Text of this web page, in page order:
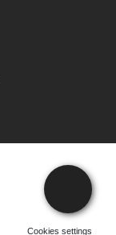
Cookies settings